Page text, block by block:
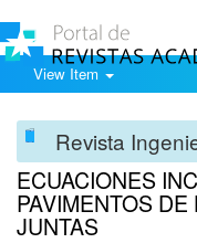
View Item
Revista
ECUACIONES
PAVIMENTOS
JUNTAS